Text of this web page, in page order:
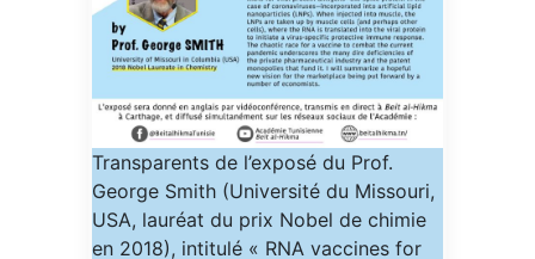
Transparents de l’exposé du Prof.
George Smith (Université du Missouri,
USA, lauréat du prix Nobel de chimie
en 2018), intitulé « RNA vaccines for